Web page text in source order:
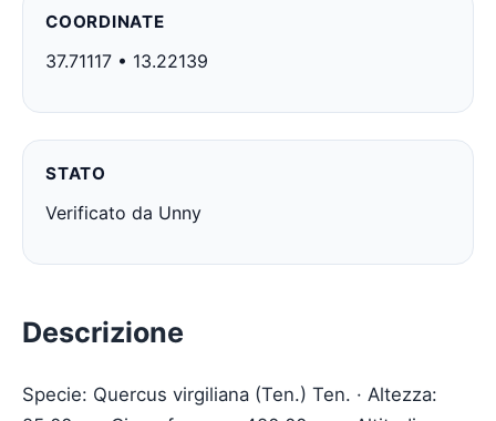
COORDINATE
37.71117 • 13.22139
STATO
Verificato da Unny
Descrizione
Specie: Quercus virgiliana (Ten.) Ten. · Altezza: